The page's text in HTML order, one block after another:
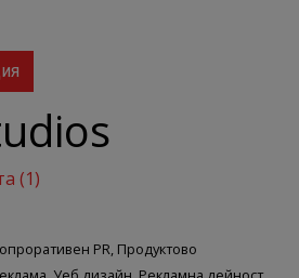
(1)
PR, Продуктово